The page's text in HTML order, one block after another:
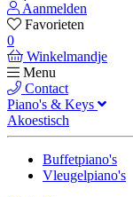
Aanmelden
Favorieten
0
Winkelmandje
Menu
Contact
Piano's & Keys
Akoestisch
Buffetpiano's
Vleugelpiano's